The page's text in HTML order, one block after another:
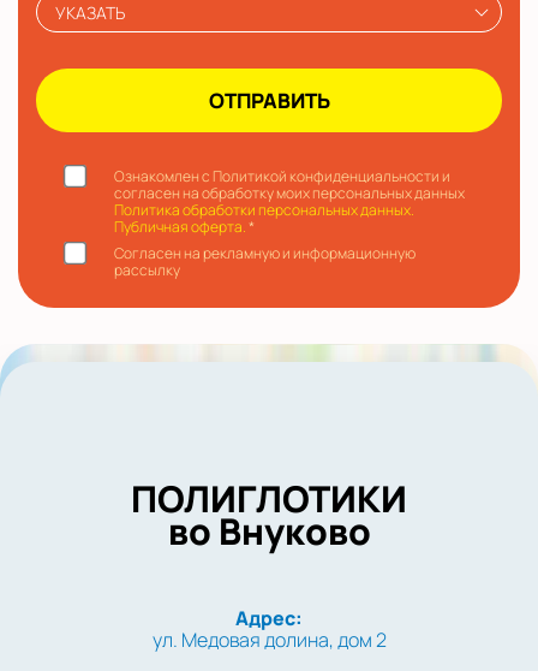
УКАЗАТЬ
Ознакомлен с Политикой конфиденциальности и
согласен на обработку моих персональных данных
Политика обработки персональных данных.
Публичная оферта.*
Согласен на рекламную и информационную
рассылку
ПОЛИГЛОТИКИ
во Внуково
Адрес:
ул. Медовая долина, дом 2